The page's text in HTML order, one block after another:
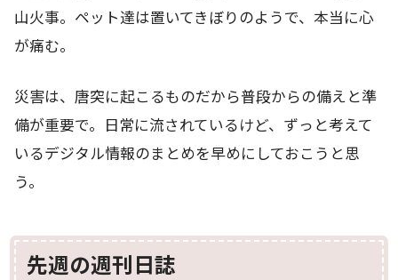
山火事。ペット達は置いてきぼりのようで、本当に心
が痛む。
災害は、唐突に起こるものだから普段からの備えと準
備が重要で。日常に流されているけど、ずっと考えて
いるデジタル情報のまとめを早めにしておこうと思
う。
先週の週刊日誌